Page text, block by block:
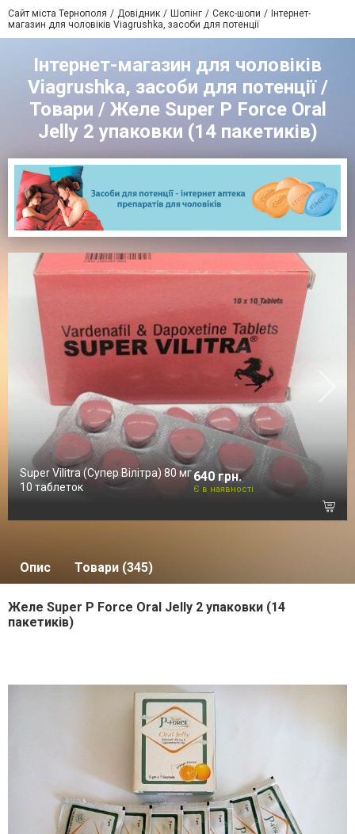
Сайт міста Тернополя Довідник Шопінг Секс-шопи
Інтернет-
магазин для чоловіків Viagrushka, засоби для потенції
Інтернет-магазин для чоловіків
Viagrushka, засоби для потенції /
Товари / Желе Super P Force Oral
Jelly 2 упаковки (14 пакетиків)
Super Vilitra (Супер Вілітра) 80 мг
10 таблеток
640 грн.
Є в наявності
Опис Товари (345)
Желе Super P Force Oral Jelly 2 упаковки (14
пакетиків)